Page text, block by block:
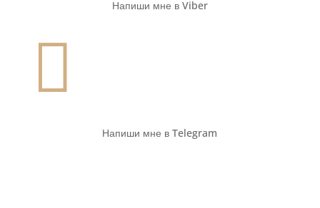
Напиши мне в Viber

Напиши мне в Telegram